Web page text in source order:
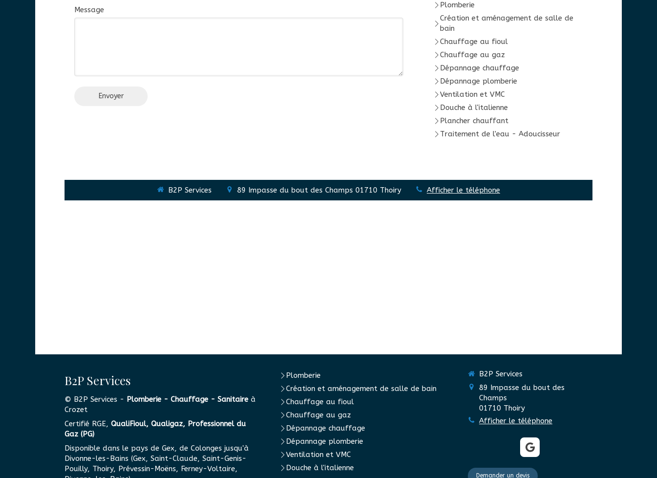
Message
Envoyer
Plomberie
Création et aménagement de salle de
bain
Chauffage au fioul
Chauffage au gaz
Dépannage chauffage
Dépannage plomberie
Ventilation et VMC
Douche à l'italienne
Plancher chauffant
Traitement de l'eau - Adoucisseur
B2P Services 89 Impasse du bout des Champs 01710 Thoiry Afficher le téléphone
B2P Services
© B2P Services - Plomberie - Chauffage - Sanitaire à
Crozet
Certifié RGE, QualiFioul, Qualigaz, Professionnel du
Gaz (PG)
Disponible dans le pays de Gex, de Colonges jusqu'à
Divonne-les-Bains (Gex, Saint-Claude, Saint-Genis-
Pouilly, Thoiry, Prévessin-Moëns, Ferney-Voltaire,
Plomberie
Création et aménagement de salle de bain
Chauffage au fioul
Chauffage au gaz
Dépannage chauffage
Dépannage plomberie
Ventilation et VMC
Douche à l'italienne
B2P Services
89 Impasse du bout des
Champs
01710 Thoiry
Afficher le téléphone
Demander un devis